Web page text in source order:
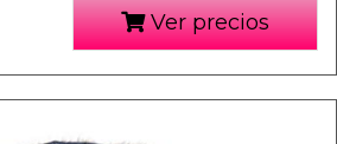
Ver precios